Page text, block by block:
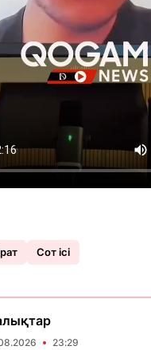
Сот ісі
23:29